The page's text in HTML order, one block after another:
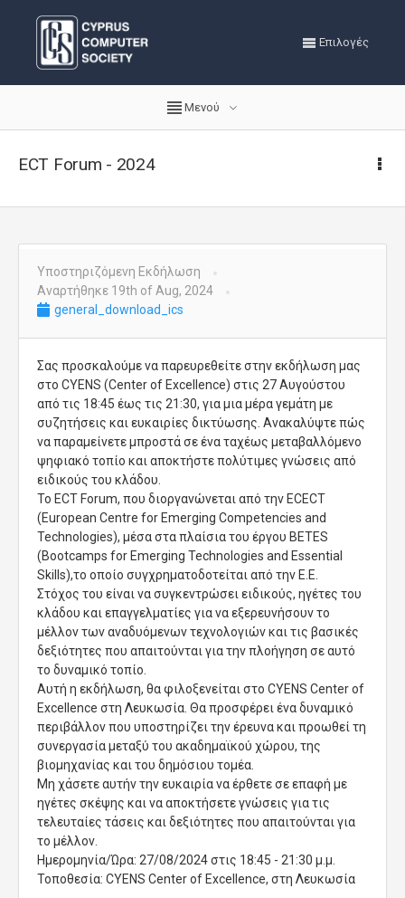
Επιλογές
Μενού
ECT Forum - 2024
Υποστηριζόμενη Εκδήλωση
Αναρτήθηκε 19th of Aug, 2024
general_download_ics
Σας προσκαλούμε να παρευρεθείτε στην εκδήλωση μας
στο CYENS (Center of Excellence) στις 27 Αυγούστου
από τις 18:45 έως τις 21:30, για μια μέρα γεμάτη με
συζητήσεις και ευκαιρίες δικτύωσης. Ανακαλύψτε πώς
να παραμείνετε μπροστά σε ένα ταχέως μεταβαλλόμενο
ψηφιακό τοπίο και αποκτήστε πολύτιμες γνώσεις από
ειδικούς του κλάδου.
Το ECT Forum, που διοργανώνεται από την ECECT
(European Centre for Emerging Competencies and
Technologies), μέσα στα πλαίσια του έργου BETES
(Bootcamps for Emerging Technologies and Essential
Skills),το οποίο συγχρηματοδοτείται από την Ε.Ε.
Στόχος του είναι να συγκεντρώσει ειδικούς, ηγέτες του
κλάδου και επαγγελματίες για να εξερευνήσουν το
μέλλον των αναδυόμενων τεχνολογιών και τις βασικές
δεξιότητες που απαιτούνται για την πλοήγηση σε αυτό
το δυναμικό τοπίο.
Αυτή η εκδήλωση, θα φιλοξενείται στο CYENS Center of
Excellence στη Λευκωσία. Θα προσφέρει ένα δυναμικό
περιβάλλον που υποστηρίζει την έρευνα και προωθεί τη
συνεργασία μεταξύ του ακαδημαϊκού χώρου, της
βιομηχανίας και του δημόσιου τομέα.
Μη χάσετε αυτήν την ευκαιρία να έρθετε σε επαφή με
ηγέτες σκέψης και να αποκτήσετε γνώσεις για τις
τελευταίες τάσεις και δεξιότητες που απαιτούνται για
το μέλλον.
Ημερομηνία/Ώρα: 27/08/2024 στις 18:45 - 21:30 μ.μ.
Τοποθεσία: CYENS Center of Excellence, στη Λευκωσία